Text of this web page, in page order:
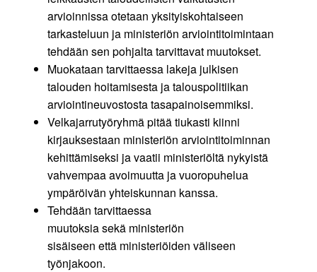
arvioinnissa otetaan yksityiskohtaiseen
tarkasteluun ja ministeriön arviointitoimintaan
tehdään sen pohjalta tarvittavat muutokset.
Muokataan tarvittaessa lakeja julkisen
talouden hoitamisesta ja talouspolitiikan
arviointineuvostosta tasapainoisemmiksi.
Velkajarrutyöryhmä pitää tiukasti kiinni
kirjauksestaan ministeriön arviointitoiminnan
kehittämiseksi ja vaatii ministeriöltä nykyistä
vahvempaa avoimuutta ja vuoropuhelua
ympäröivän yhteiskunnan kanssa.
Tehdään tarvittaessa
muutoksia sekä ministeriön
sisäiseen että ministeriöiden väliseen
työnjakoon.